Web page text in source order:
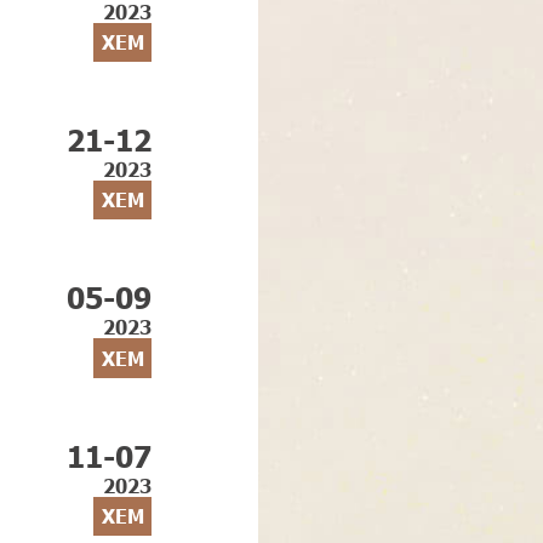
2023
XEM
21-12
2023
XEM
05-09
2023
XEM
11-07
2023
XEM